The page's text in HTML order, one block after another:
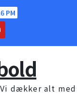
PM
dækker alt med